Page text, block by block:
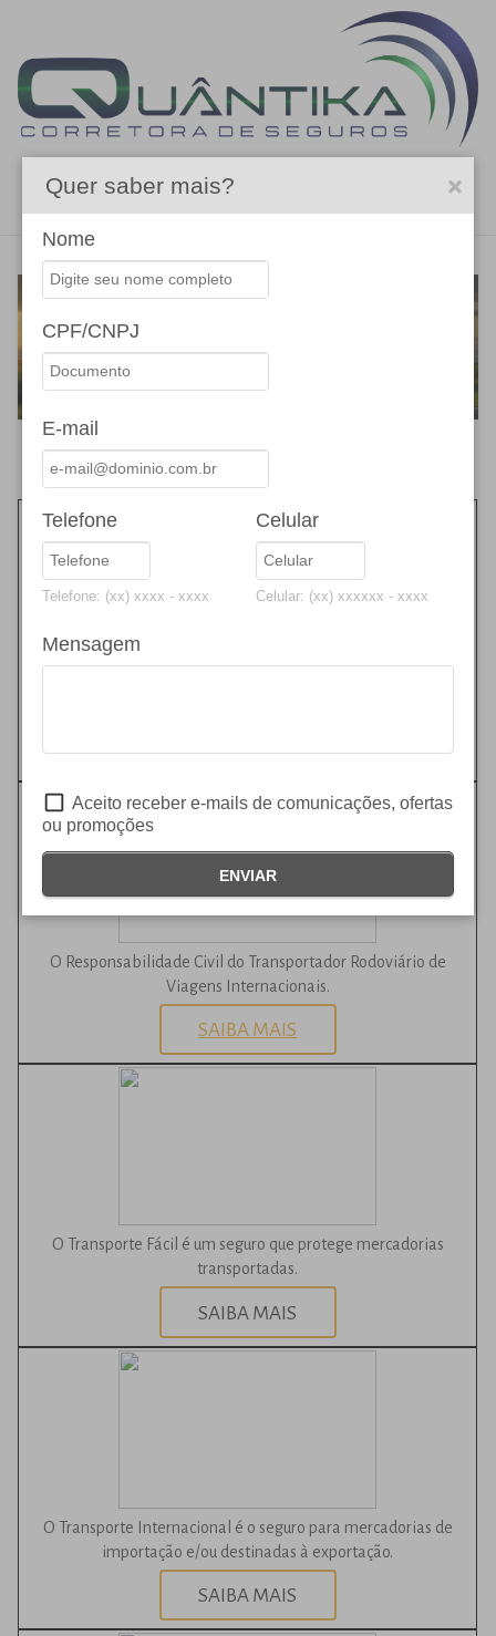
Menu
SAIBA MAIS
O Responsabilidade Civil do Transportador Rodoviário de
Viagens Internacionais.
SAIBA MAIS
O Transporte Fácil é um seguro que protege mercadorias
transportadas.
SAIBA MAIS
O Transporte Internacional é o seguro para mercadorias de
importação e/ou destinadas à exportação.
SAIBA MAIS
Quer saber mais?
Nome
CPF/CNPJ
E-mail
Telefone
Telefone: (xx) xxxx - xxxx
Celular
Celular: (xx) xxxxxx - xxxx
Mensagem
Aceito receber e-mails de comunicações, ofertas
ou promoções
ENVIAR